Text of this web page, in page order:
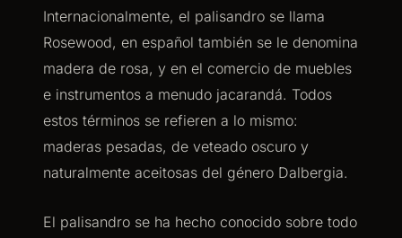
Internacionalmente, el palisandro se llama
Rosewood, en español también se le denomina
madera de rosa, y en el comercio de muebles
e instrumentos a menudo jacarandá. Todos
estos términos se refieren a lo mismo:
maderas pesadas, de veteado oscuro y
naturalmente aceitosas del género Dalbergia.
El palisandro se ha hecho conocido sobre todo